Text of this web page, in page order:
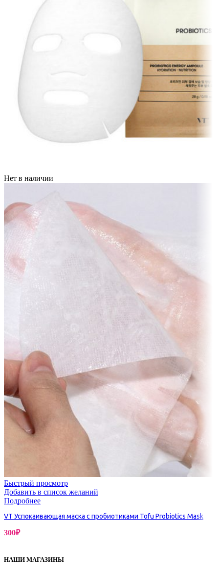
Нет в наличии
Быстрый просмотр
Добавить в список желаний
Подробнее
VT Успокаивающая маска с пробиотиками Tofu Probiotics Mask
300₽
НАШИ МАГАЗИНЫ